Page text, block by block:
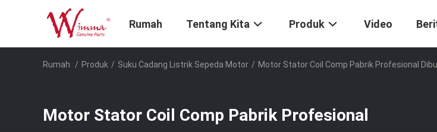
Rumah Tentang Kita Produk Video
Rumah / Produk / Suku Cadang Listrik Sepeda Motor / Motor Stator Coil Comp Pabrik Profesional
Motor Stator Coil Comp Pabrik Profesional